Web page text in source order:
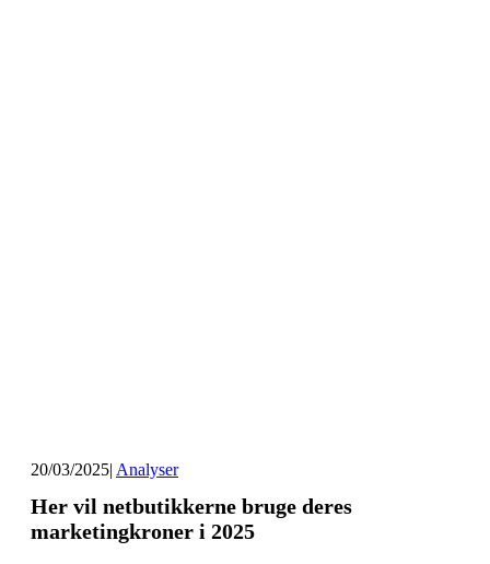
20/03/2025| Analyser
Her vil netbutikkerne bruge deres
marketingkroner i 2025